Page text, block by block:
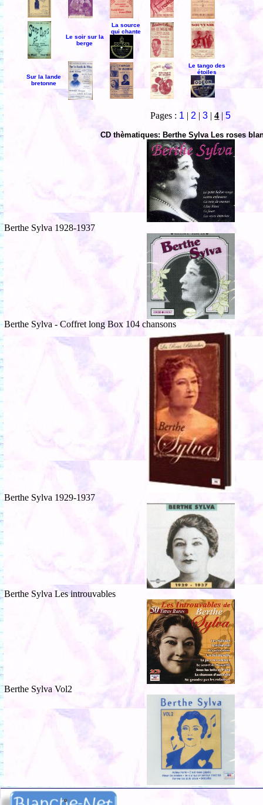
Le soir sur la
berge
La source
qui chante
Sur la lande
bretonne
Le tango des
étoiles
Pages : 1 | 2 |3 |4 |5
CD thèmatiques: Berthe Sylva Les roses
Berthe Sylva 1928-1937
Berthe Sylva - Coffret long Box 104 chansons
Berthe Sylva 1929-1937
Berthe Sylva Les introuvables
Berthe Sylva Vol2